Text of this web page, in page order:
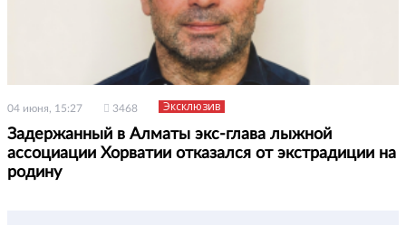
04 июня, 15:27 3468 Эксклюзив
Задержанный в Алматы экс-глава лыжной
ассоциации Хорватии отказался от экстрадиции на
родину